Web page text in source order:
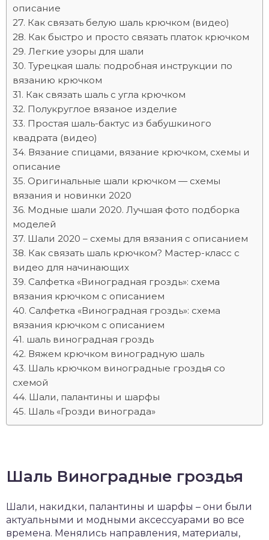
описание
Как связать белую шаль крючком (видео)
Как быстро и просто связать платок крючком
Легкие узоры для шали
Турецкая шаль: подробная инструкции по
вязанию крючком
Как связать шаль с угла крючком
Полукруглое вязаное изделие
Простая шаль-бактус из бабушкиного
квадрата (видео)
Вязание спицами, вязание крючком, схемы и
описание
Оригинальные шали крючком — схемы
вязания и новинки 2020
Модные шали 2020. Лучшая фото подборка
моделей
Шали 2020 – схемы для вязания с описанием
Как связать шаль крючком? Мастер-класс с
видео для начинающих
Салфетка «Виноградная гроздь»: схема
вязания крючком с описанием
Салфетка «Виноградная гроздь»: схема
вязания крючком с описанием
шаль виноградная гроздь
Вяжем крючком виноградную шаль
Шаль крючком виноградные гроздья со
схемой
Шали, палантины и шарфы
Шаль «Грозди винограда»
Шаль Виноградные гроздья
Шали, накидки, палантины и шарфы – они были
актуальными и модными аксессуарами во все
времена. Менялись направления, материалы,